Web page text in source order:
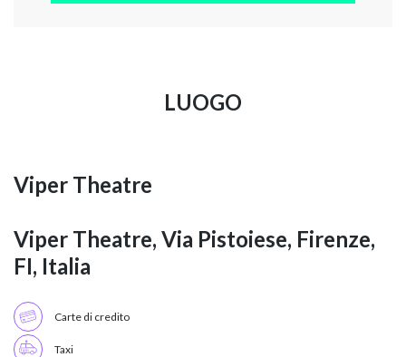
LUOGO
Viper Theatre
Viper Theatre, Via Pistoiese, Firenze,
FI, Italia
Carte di credito
Taxi